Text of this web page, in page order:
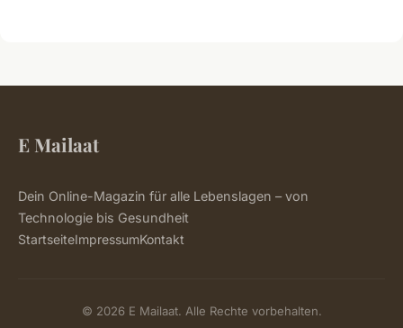
E Mailaat
Dein Online-Magazin für alle Lebenslagen – von
Technologie bis Gesundheit
StartseiteImpressumKontakt
© 2026 E Mailaat. Alle Rechte vorbehalten.